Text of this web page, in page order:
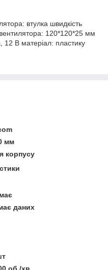
втулка швидкість
120*120*25 мм
12 В матеріал: пластику
мм
корпусу
даних